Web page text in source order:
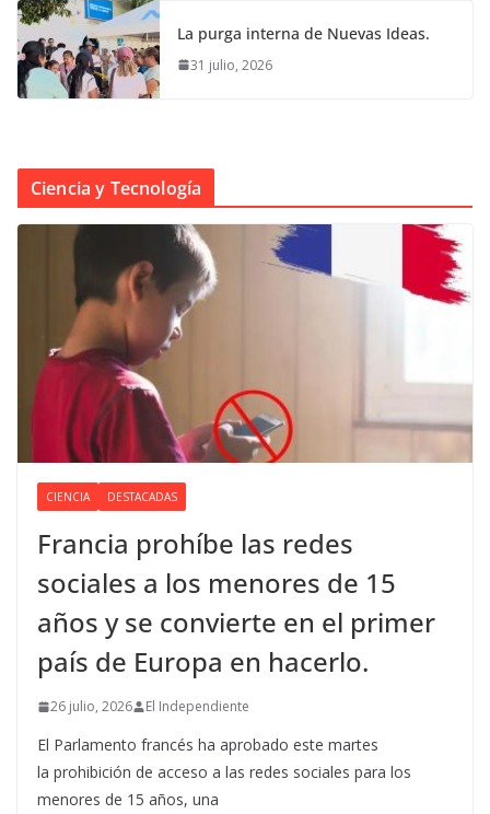
La purga interna de Nuevas Ideas.
31 julio, 2026
Ciencia y Tecnología
CIENCIA DESTACADAS
Francia prohíbe las redes
sociales a los menores de 15
años y se convierte en el primer
país de Europa en hacerlo.
26 julio, 2026 El Independiente
El Parlamento francés ha aprobado este martes
la prohibición de acceso a las redes sociales para los
menores de 15 años, una